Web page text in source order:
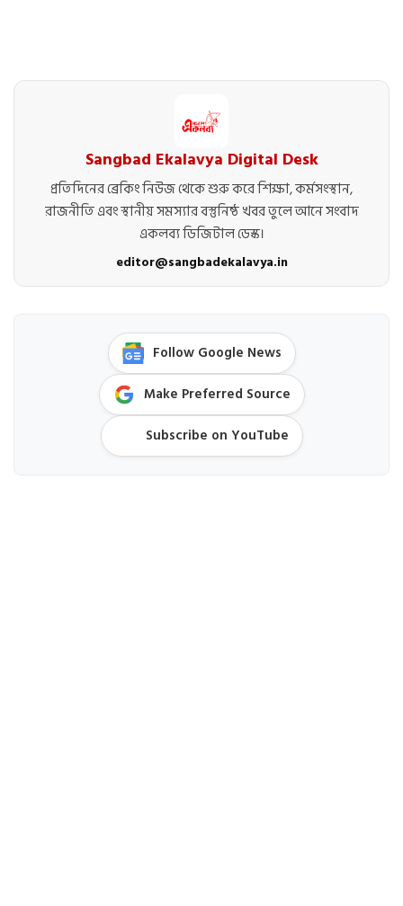
Sangbad Ekalavya Digital Desk
প্রতিদিনের ব্রেকিং নিউজ থেকে শুরু করে শিক্ষা, কর্মসংস্থান,
রাজনীতি এবং স্থানীয় সমস্যার বস্তুনিষ্ঠ খবর তুলে আনে সংবাদ
একলব্য ডিজিটাল ডেস্ক।
editor@sangbadekalavya.in
Follow Google News
Make Preferred Source
Subscribe on YouTube